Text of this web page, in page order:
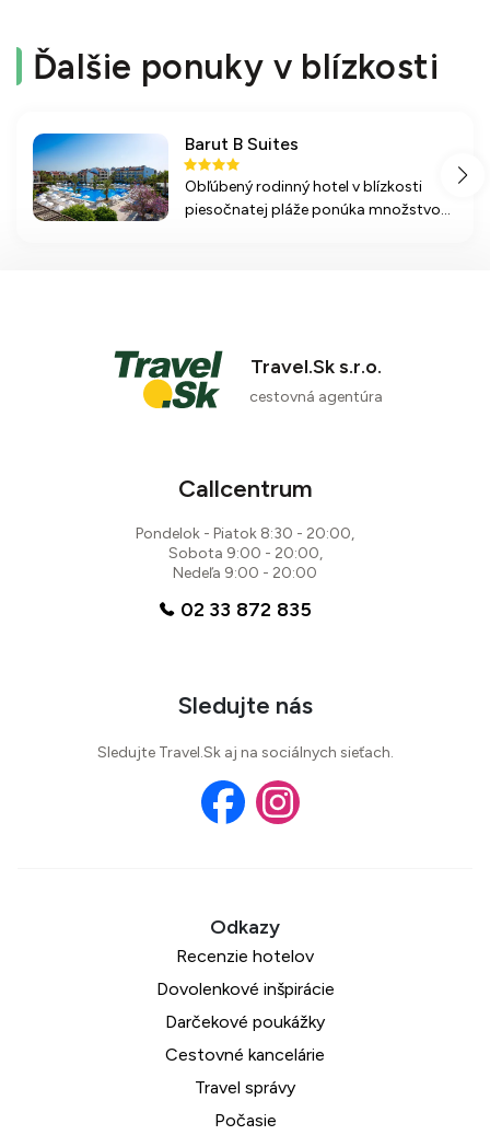
Ďalšie ponuky v blízkosti
Barut B Suites
Obľúbený rodinný hotel v blízkosti
piesočnatej pláže ponúka množstvo
Travel.Sk s.r.o.
cestovná agentúra
Callcentrum
Pondelok - Piatok 8:30 - 20:00,
Sobota 9:00 - 20:00,
Nedeľa 9:00 - 20:00
02 33 872 835
Sledujte nás
Sledujte Travel.Sk aj na sociálnych sieťach.
Recenzie hotelov
Dovolenkové inšpirácie
Darčekové poukážky
Cestovné kancelárie
Travel správy
Počasie